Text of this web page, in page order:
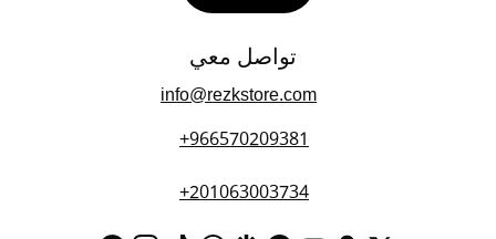
info@rezkstore.com
تواصل معي
+966570209381
+201063003734